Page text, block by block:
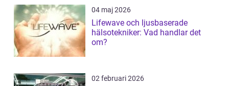
04 maj 2026
Lifewave och ljusbaserade
hälsotekniker: Vad handlar det
om?
02 februari 2026